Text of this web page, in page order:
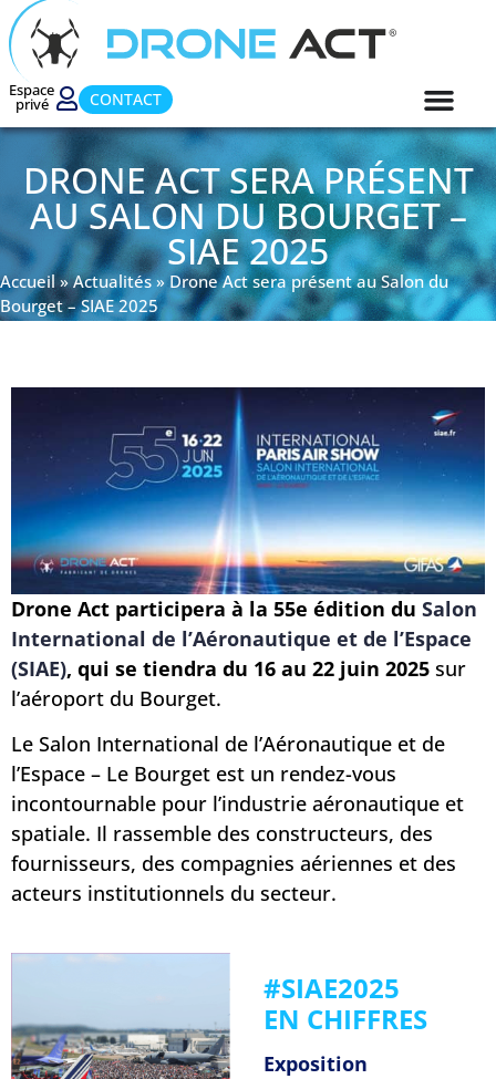
Espace
privé CONTACT
DRONE ACT SERA PRÉSENT
AU SALON DU BOURGET –
SIAE 2025
Accueil»Actualités»Drone Act sera présent au Salon du
Bourget – SIAE 2025
Drone Act participera à la 55e édition du Salon
International de l’Aéronautique et de l’Espace
(SIAE), qui se tiendra du 16 au 22 juin 2025 sur
l’aéroport du Bourget.
Le Salon International de l’Aéronautique et de
l’Espace – Le Bourget est un rendez-vous
incontournable pour l’industrie aéronautique et
spatiale. Il rassemble des constructeurs, des
fournisseurs, des compagnies aériennes et des
acteurs institutionnels du secteur.
#SIAE2025
EN CHIFFRES
Exposition